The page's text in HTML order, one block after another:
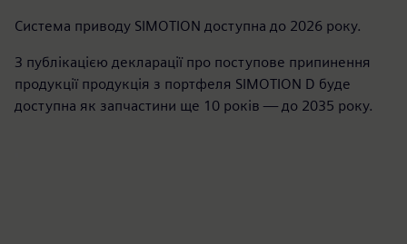
Система приводу SIMOTION доступна до 2026 року.
З публікацією декларації про поступове припинення
продукції продукція з портфеля SIMOTION D буде
доступна як запчастини ще 10 років — до 2035 року.